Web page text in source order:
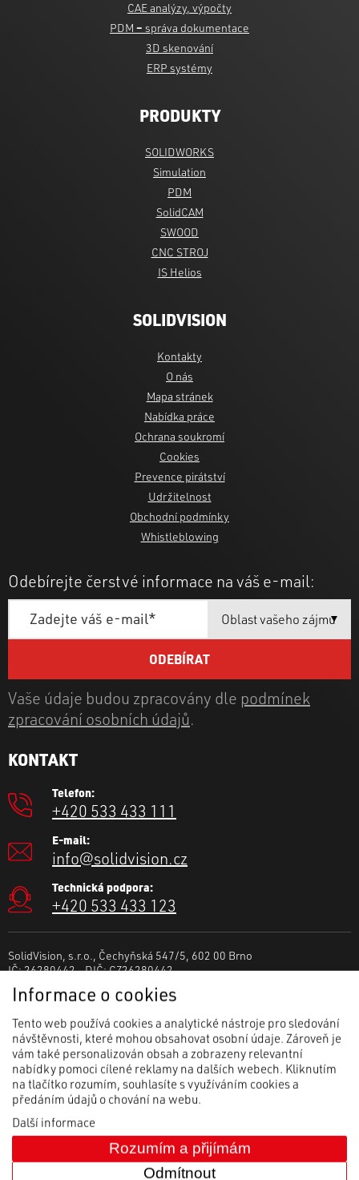
CAE analýzy, výpočty
PDM – správa dokumentace
3D skenování
ERP systémy
PRODUKTY
SOLIDWORKS
Simulation
PDM
SolidCAM
SWOOD
CNC STROJ
IS Helios
SOLIDVISION
Kontakty
O nás
Mapa stránek
Nabídka práce
Ochrana soukromí
Cookies
Prevence pirátství
Udržitelnost
Obchodní podmínky
Whistleblowing
Odebírejte čerstvé informace na váš e-mail:
Vaše údaje budou zpracovány dle podmínek
zpracování osobních údajů.
KONTAKT
Telefon:
+420 533 433 111
E-mail:
info@solidvision.cz
Technická podpora:
+420 533 433 123
SolidVision, s.r.o., Čechyňská 547/5, 602 00 Brno
IČ: 26280442 DIČ: CZ26280442
Spisová značka: C 41615 vedená u Krajského soudu v Brně.
Informace o cookies
Tento web používá cookies a analytické nástroje pro sledování
návštěvnosti, které mohou obsahovat osobní údaje. Zároveň je
vám také personalizován obsah a zobrazeny relevantní
nabídky pomoci cílené reklamy na dalších webech. Kliknutím
na tlačítko rozumím, souhlasíte s využíváním cookies a
předáním údajů o chování na webu.
Další informace
Rozumím a přijímám
Odmítnout